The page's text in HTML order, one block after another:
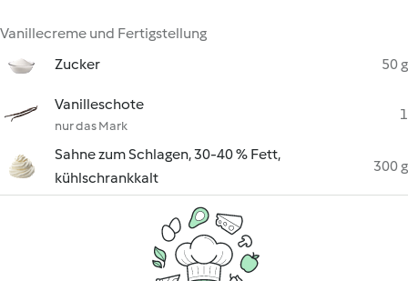
Vanillecreme und Fertigstellung
Zucker
50 g
Vanilleschote
nur das Mark
1
Sahne zum Schlagen, 30-40 % Fett,
kühlschrankkalt
300 g